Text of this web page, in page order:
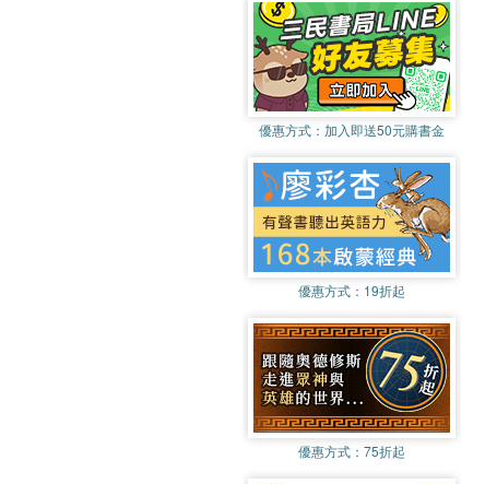
優惠方式： 加入即送50元購書金
優惠方式： 19折起
優惠方式： 75折起